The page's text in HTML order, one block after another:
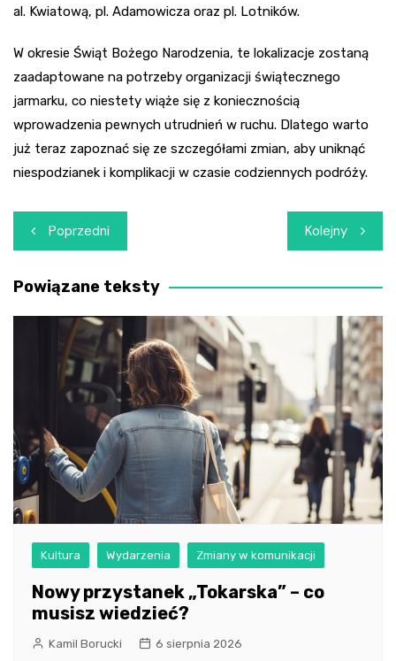
al. Kwiatową, pl. Adamowicza oraz pl. Lotników.
W okresie Świąt Bożego Narodzenia, te lokalizacje zostaną
zaadaptowane na potrzeby organizacji świątecznego
jarmarku, co niestety wiąże się z koniecznością
wprowadzenia pewnych utrudnień w ruchu. Dlatego warto
już teraz zapoznać się ze szczegółami zmian, aby uniknąć
niespodzianek i komplikacji w czasie codziennych podróży.
Nawigacja
wpisu
Poprzedni Kolejny
Powiązane teksty
Kultura Wydarzenia Zmiany w komunikacji
Nowy przystanek „Tokarska” – co
musisz wiedzieć?
Kamil Borucki 6 sierpnia 2026